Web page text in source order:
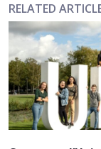
RELATED